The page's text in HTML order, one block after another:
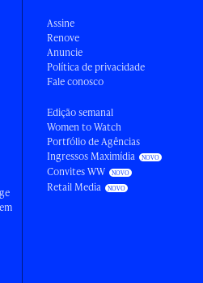
Assine
Renove
Anuncie
Política de privacidade
Fale conosco
Edição semanal
Women to Watch
Portfólio de Agências
Ingressos Maximídia
Convites WW
Retail Media